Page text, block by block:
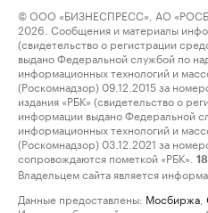
© ООО «БИЗНЕСПРЕСС», АО
2026. Сообщения и материалы
(свидетельство о регистрации
выдано Федеральной службой по
информационных технологий и
(Роскомнадзор) 09.12.2015 за
издания «РБК» (свидетельство о
информации выдано Федеральной
информационных технологий и
(Роскомнадзор) 03.12.2021 за
сопровождаются пометкой «РБК».
Владельцем сайта является
Данные предоставлены: Мосбиржа